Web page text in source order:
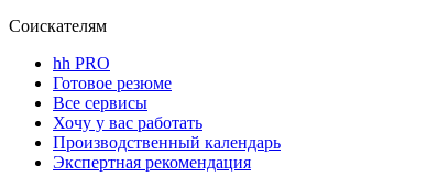
Соискателям
hh PRO
Готовое резюме
Все сервисы
Хочу у вас работать
Производственный календарь
Экспертная рекомендация